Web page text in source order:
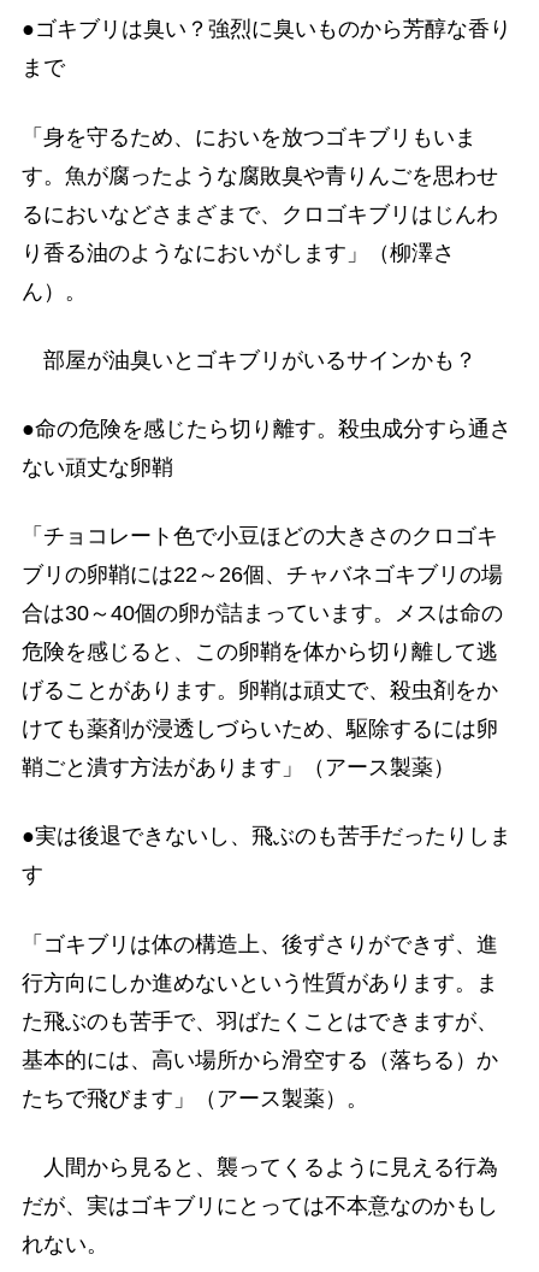
●ゴキブリは臭い？強烈に臭いものから芳醇な香り
まで
「身を守るため、においを放つゴキブリもいま
す。魚が腐ったような腐敗臭や青りんごを思わせ
るにおいなどさまざまで、クロゴキブリはじんわ
り香る油のようなにおいがします」（柳澤さ
ん）。
部屋が油臭いとゴキブリがいるサインかも？
●命の危険を感じたら切り離す。殺虫成分すら通さ
ない頑丈な卵鞘
「チョコレート色で小豆ほどの大きさのクロゴキ
ブリの卵鞘には22～26個、チャバネゴキブリの場
合は30～40個の卵が詰まっています。メスは命の
危険を感じると、この卵鞘を体から切り離して逃
げることがあります。卵鞘は頑丈で、殺虫剤をか
けても薬剤が浸透しづらいため、駆除するには卵
鞘ごと潰す方法があります」（アース製薬）
●実は後退できないし、飛ぶのも苦手だったりしま
す
「ゴキブリは体の構造上、後ずさりができず、進
行方向にしか進めないという性質があります。ま
た飛ぶのも苦手で、羽ばたくことはできますが、
基本的には、高い場所から滑空する（落ちる）か
たちで飛びます」（アース製薬）。
人間から見ると、襲ってくるように見える行為
だが、実はゴキブリにとっては不本意なのかもし
れない。